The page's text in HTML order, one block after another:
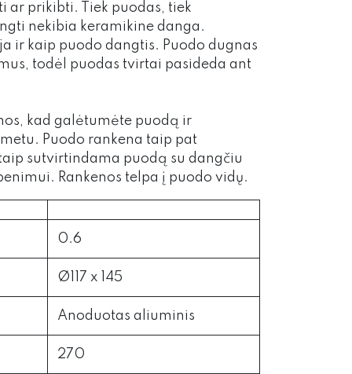
ar prikibti. Tiek puodas, tiek
nekibia keramikine danga.
ir kaip puodo dangtis. Puodo dugnas
todėl puodas tvirtai pasideda ant
kad galėtumėte puodą ir
Puodo rankena taip pat
sutvirtindama puodą su dangčiu
Rankenos telpa į puodo vidų.
0.6
Ø117 x 145
Anoduotas aliuminis
270